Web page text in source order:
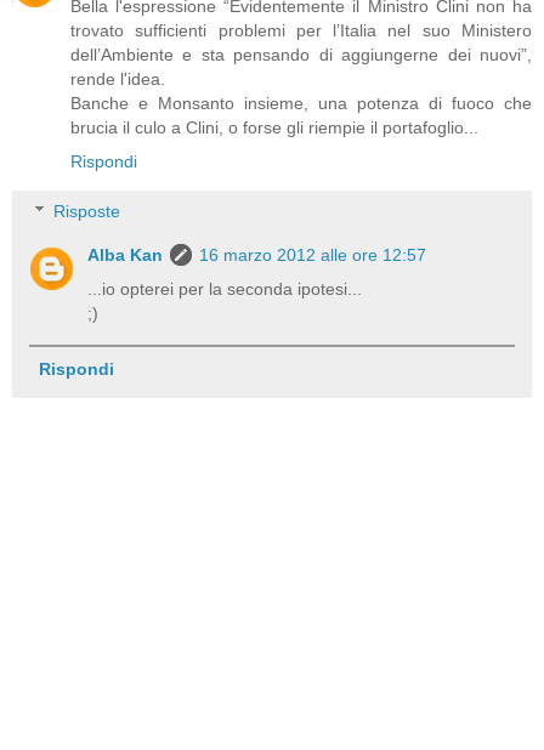
Bella l'espressione “Evidentemente il Ministro Clini non ha
trovato sufficienti problemi per l’Italia nel suo Ministero
dell’Ambiente e sta pensando di aggiungerne dei nuovi”,
rende l'idea.
Banche e Monsanto insieme, una potenza di fuoco che
brucia il culo a Clini, o forse gli riempie il portafoglio...
Rispondi
Risposte
Alba Kan
16 marzo 2012 alle ore 12:57
...io opterei per la seconda ipotesi...
;)
Rispondi